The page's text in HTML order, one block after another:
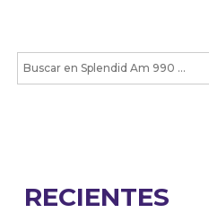
RECIENTES